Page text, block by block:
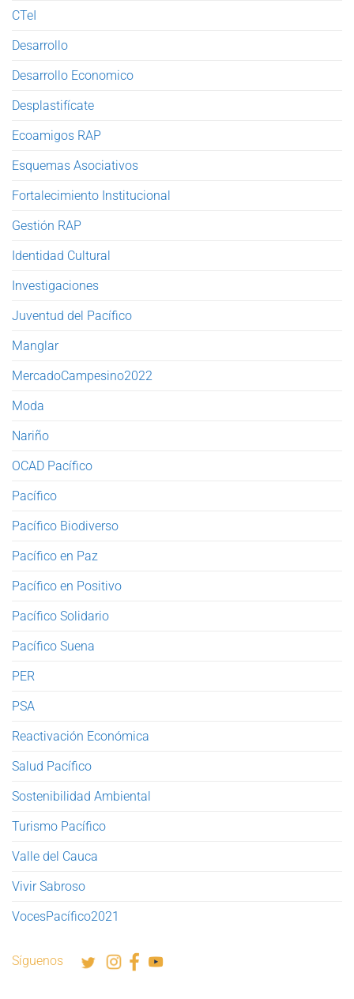
CTeI
Desarrollo
Desarrollo Economico
Desplastifícate
Ecoamigos RAP
Esquemas Asociativos
Fortalecimiento Institucional
Gestión RAP
Identidad Cultural
Investigaciones
Juventud del Pacífico
Manglar
MercadoCampesino2022
Moda
Nariño
OCAD Pacífico
Pacífico
Pacífico Biodiverso
Pacífico en Paz
Pacífico en Positivo
Pacífico Solidario
Pacífico Suena
PER
PSA
Reactivación Económica
Salud Pacífico
Sostenibilidad Ambiental
Turismo Pacífico
Valle del Cauca
Vivir Sabroso
VocesPacífico2021
Síguenos